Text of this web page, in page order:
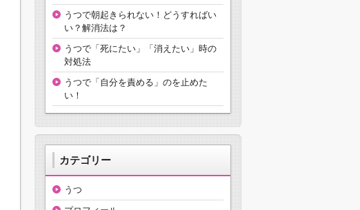
うつで朝起きられない！どうすればい
い？解消法は？
うつで「死にたい」「消えたい」時の
対処法
うつで「自分を責める」のを止めた
い！
カテゴリー
うつ